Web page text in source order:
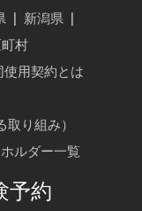
新潟県
村
使用契約とは
取り組み）
ホルダー一覧
予約